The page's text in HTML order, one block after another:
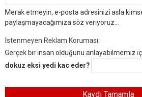
Merak etmeyin, e-posta adresinizi asla
paylaşmayacağımıza söz veriyoruz...
İstenmeyen Reklam Koruması:
Gerçek bir insan olduğunu anlayabilmemiz
dokuz eksi yedi kac eder?